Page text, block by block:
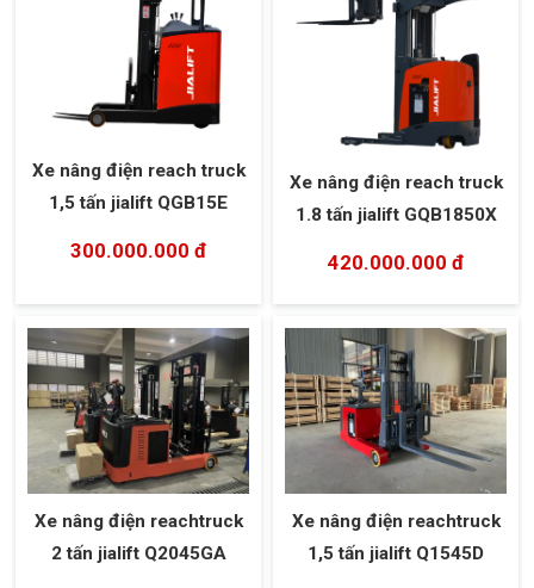
Xe nâng điện reach truck
1,5 tấn jialift QGB15E
300.000.000 đ
Xe nâng điện reach truck
1.8 tấn jialift GQB1850X
420.000.000 đ
Xe nâng điện reachtruck
2 tấn jialift Q2045GA
Xe nâng điện reachtruck
1,5 tấn jialift Q1545D